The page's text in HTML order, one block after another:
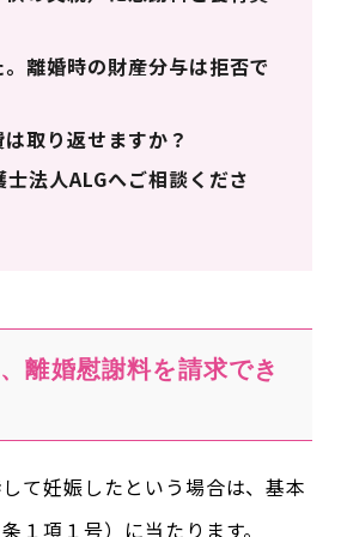
離婚時の財産分与は拒否で
取り返せますか？
法人ALGへご相談くださ
離婚慰謝料を請求でき
て妊娠したという場合は、基本
１項１号）に当たります。